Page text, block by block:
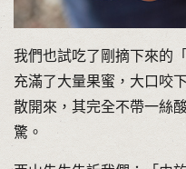
我們也試吃了剛摘下來的
充滿了大量果蜜，大口咬
散開來，其完全不帶一絲
驚。